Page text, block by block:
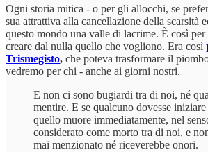
Ogni storia mitica - o per gli allocchi, se
sua attrattiva alla cancellazione della scarsità
questo mondo una valle di lacrime. È così
creare dal nulla quello che vogliono. Era così
Trismegisto, che poteva trasformare il
vedremo per chi - anche ai giorni nostri.
E non ci sono bugiardi tra di noi, né
mentire. E se qualcuno dovesse
quello muore immediatamente, nel
considerato come morto tra di noi, e
mai menzionato né riceverebbe onori.